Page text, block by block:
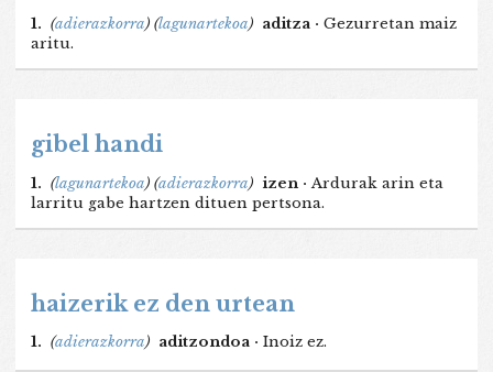
1. (adierazkorra) (lagunartekoa) aditza · Gezurretan maiz
aritu.
gibel handi
1. (lagunartekoa) (adierazkorra) izen · Ardurak arin eta
larritu gabe hartzen dituen pertsona.
haizerik ez den urtean
1. (adierazkorra) aditzondoa · Inoiz ez.